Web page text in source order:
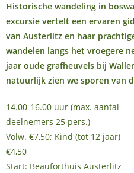
Historische wandeling in
excursie vertelt een ervaren
van Austerlitz en haar
wandelen langs het vroegere
jaar oude grafheuvels bij
natuurlijk zien we sporen van
14.00-16.00 uur (max. aantal
deelnemers 25 pers.)
Volw. €7,50; Kind (tot 12 jaar)
€4,50
Start: Beauforthuis Austerlitz